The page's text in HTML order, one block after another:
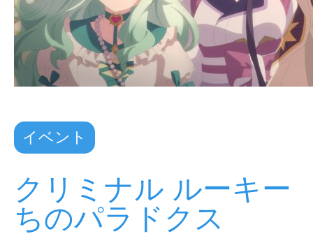
イベント
クリミナル ルーキ
ちのパラドクス